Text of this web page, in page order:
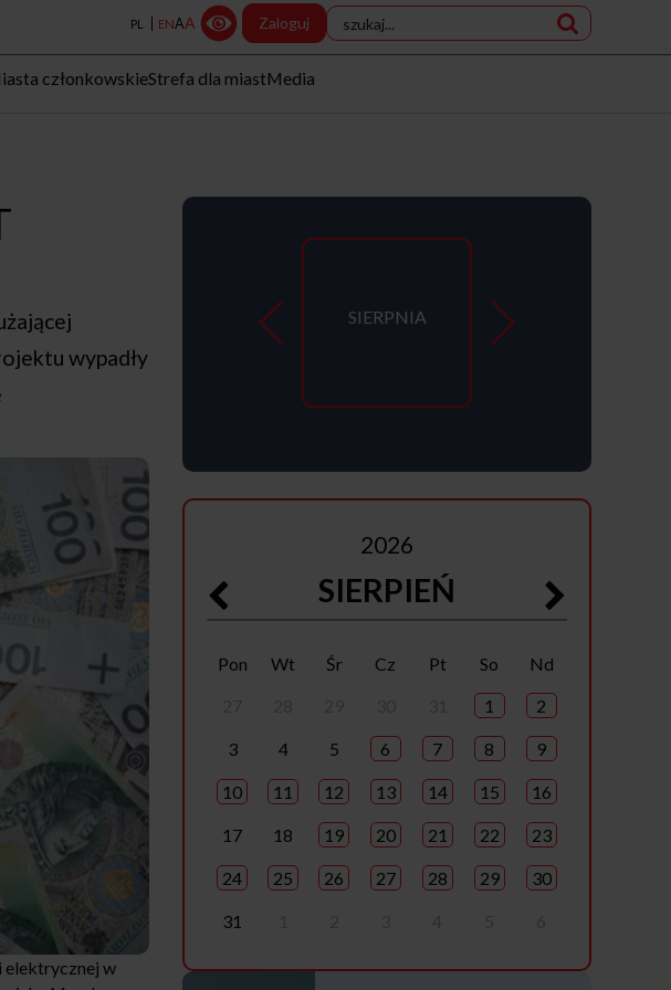
PL ENAA Zaloguj
członkowskieStrefa dla miastMedia
wypadły
elektrycznej w
SIERPNIA
2026
SIERPIEŃ
Pon Wt Śr Cz Pt So
Nd
1 2
3 4 5 6 7 8 9
10 11 12 13 14 15 16
17 18 19 20 21 22 23
24 25 26 27 28 29 30
31